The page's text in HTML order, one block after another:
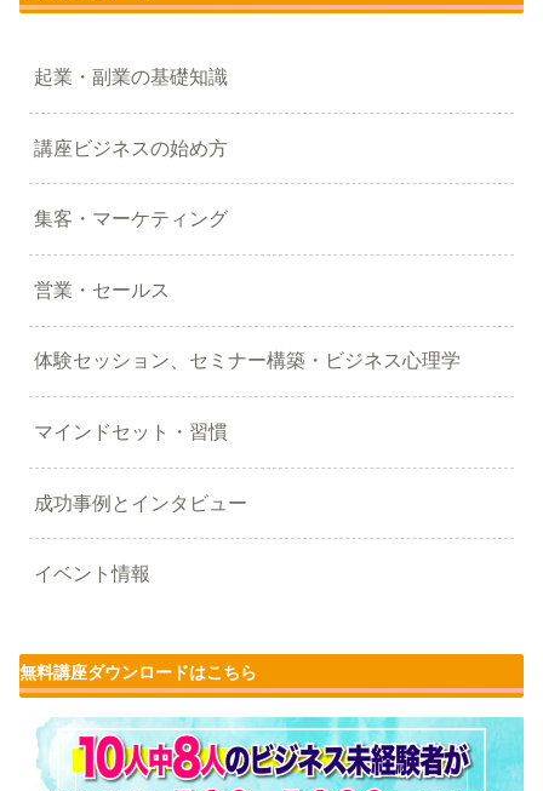
起業・副業の基礎知識
講座ビジネスの始め方
集客・マーケティング
営業・セールス
体験セッション、セミナー構築・ビジネス心理学
マインドセット・習慣
成功事例とインタビュー
イベント情報
無料講座ダウンロードはこちら